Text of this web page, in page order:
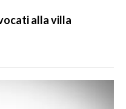
alla villa